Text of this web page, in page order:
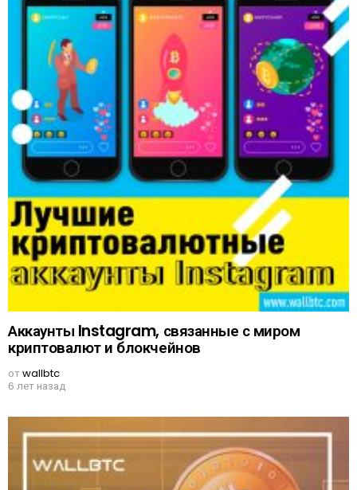
Аккаунты Instagram, связанные с миром
криптовалют и блокчейнов
отwallbtc
6 лет назад